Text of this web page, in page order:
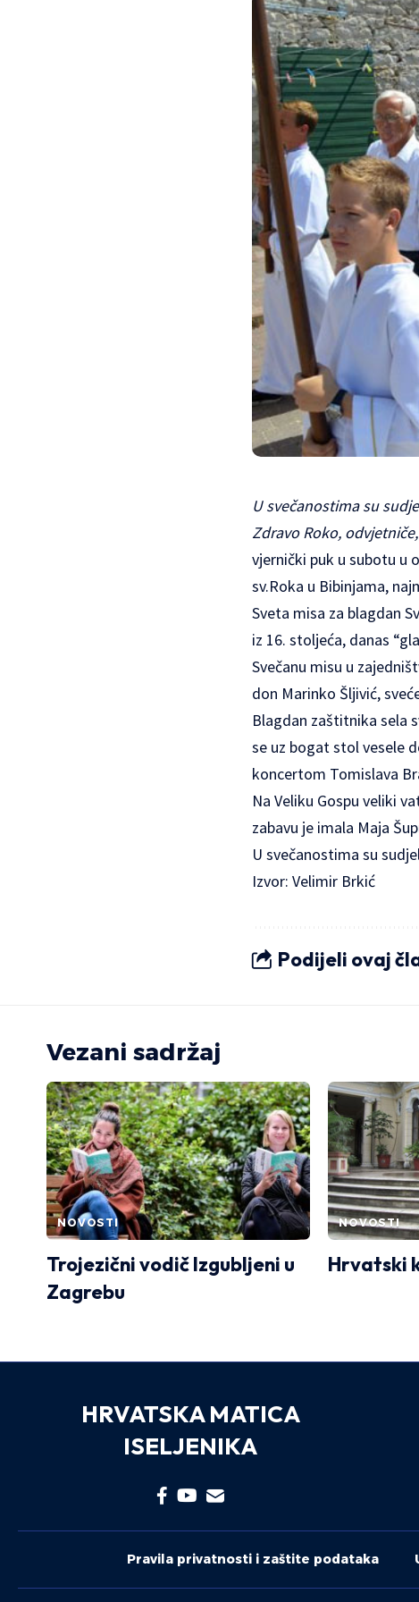
U svečanostima su
Zdravo Roko,
vjernički puk u subotu u
sv.Roka u Bibinjama,
Sveta misa za blagdan
iz 16. stoljeća, danas
Svečanu misu u
don Marinko Šljivić,
Blagdan zaštitnika sela
se uz bogat stol vesele
koncertom Tomislava
Na Veliku Gospu veliki
zabavu je imala Maja
U svečanostima su
Izvor: Velimir Brkić
Podijeli ovaj
Vezani sadržaj
NOVOSTI
Trojezični vodič Izgubljeni u
Zagrebu
NOVOSTI
Hrvatski
HRVATSKA MATICA
ISELJENIKA
Pravila privatnosti i zaštite podataka